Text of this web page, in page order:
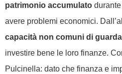
patrimonio accumulato
avere problemi economici.
capacità non comuni di
investire bene le loro finanze.
Pulcinella: dato che finanza e